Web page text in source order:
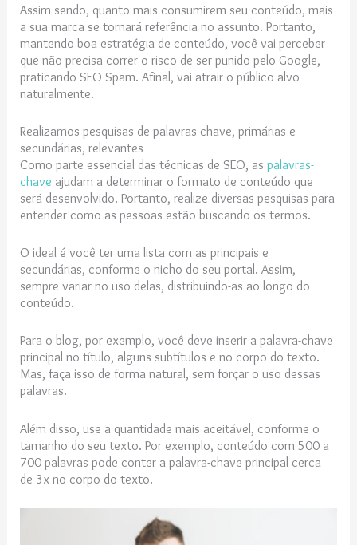
Assim sendo, quanto mais consumirem seu conteúdo, mais
a sua marca se tornará referência no assunto. Portanto,
mantendo boa estratégia de conteúdo, você vai perceber
que não precisa correr o risco de ser punido pelo Google,
praticando SEO Spam. Afinal, vai atrair o público alvo
naturalmente.
Realizamos pesquisas de palavras-chave, primárias e
secundárias, relevantes
Como parte essencial das técnicas de SEO, aspalavras-
chave ajudam a determinar o formato de conteúdo que
será desenvolvido. Portanto, realize diversas pesquisas para
entender como as pessoas estão buscando os termos.
O ideal é você ter uma lista com as principais e
secundárias, conforme o nicho do seu portal. Assim,
sempre variar no uso delas, distribuindo-as ao longo do
conteúdo.
Para o blog, por exemplo, você deve inserir a palavra-chave
principal no título, alguns subtítulos e no corpo do texto.
Mas, faça isso de forma natural, sem forçar o uso dessas
palavras.
Além disso, use a quantidade mais aceitável, conforme o
tamanho do seu texto. Por exemplo, conteúdo com 500 a
700 palavras pode conter a palavra-chave principal cerca
de 3x no corpo do texto.